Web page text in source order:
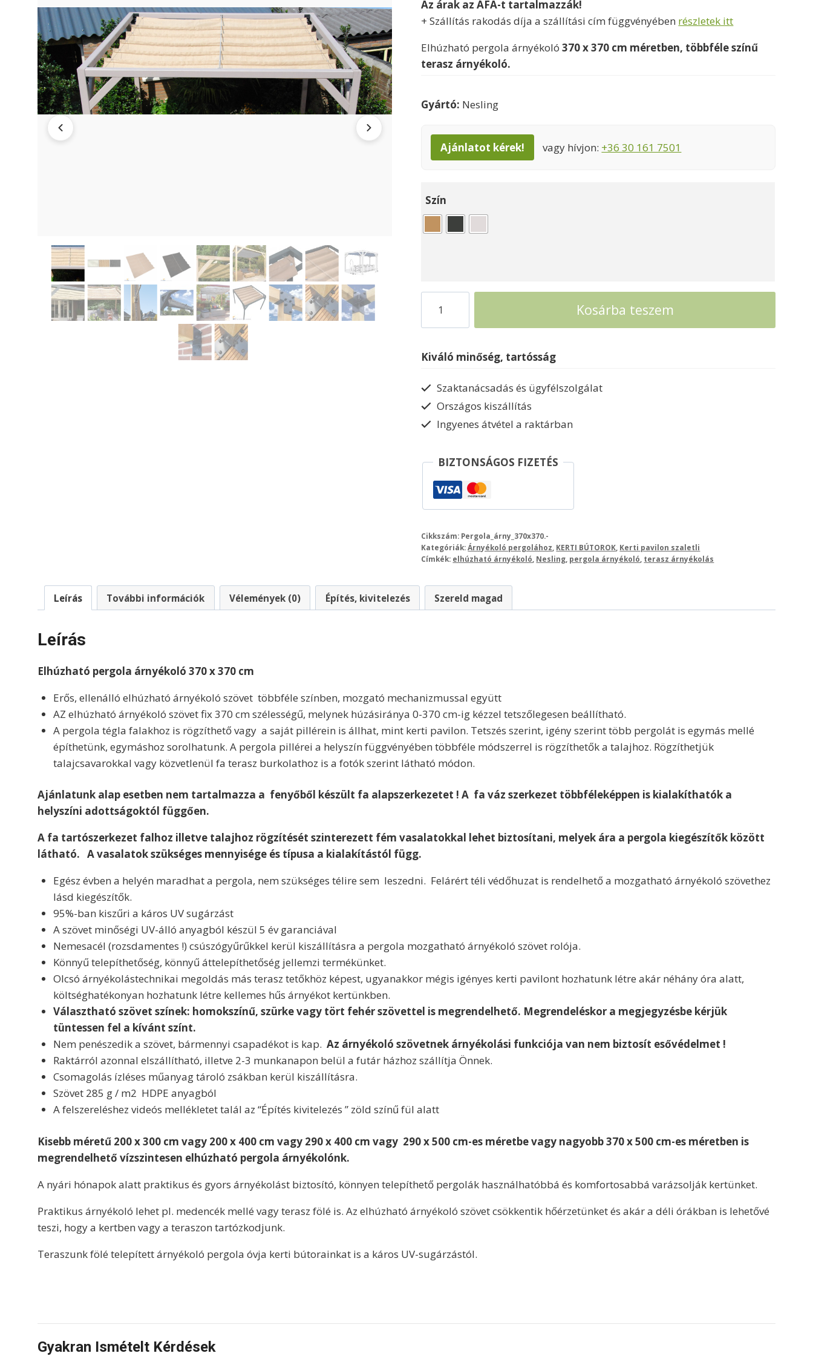
Az árak az ÁFA-t tartalmazzák!
+ Szállítás rakodás díja a szállítási cím függvényében részletek itt
Elhúzható pergola árnyékoló370 x 370 cm méretben, többféle színű
terasz árnyékoló.
Gyártó: Nesling
Ajánlatot kérek! vagy hívjon: +36 30 161 7501
Szín
pergola
árnyékoló
terasz
napvédelem
Kosárba teszem
Kiváló minőség, tartósság
Szaktanácsadás és ügyfélszolgálat
Országos kiszállítás
Ingyenes átvétel a raktárban
BIZTONSÁGOS FIZETÉS
Cikkszám: Pergola_árny_370x370.-
Kategóriák:Árnyékoló pergolához KERTI BÚTOROK Kerti pavilon szaletli
Címkék: elhúzható árnyékoló Nesling pergola árnyékoló terasz árnyékolás
Leírás További információk Vélemények (0) Építés, kivitelezés Szereld magad
Leírás
Elhúzható pergola árnyékoló 370 x 370 cm
Erős, ellenálló elhúzható árnyékoló szövet többféle színben, mozgató mechanizmussal együtt
AZ elhúzható árnyékoló szövet fix 370 cm szélességű, melynek húzásiránya 0-370 cm-ig kézzel tetszőlegesen beállítható.
A pergola tégla falakhoz is rögzíthető vagy a saját pillérein is állhat, mint kerti pavilon. Tetszés szerint, igény szerint több pergolát is egymás mellé
építhetünk, egymáshoz sorolhatunk. A pergola pillérei a helyszín függvényében többféle módszerrel is rögzíthetők a talajhoz. Rögzíthetjük
talajcsavarokkal vagy közvetlenül fa terasz burkolathoz is a fotók szerint látható módon.
Ajánlatunk alap esetben nem tartalmazza a fenyőből készült fa alapszerkezetet ! A fa váz szerkezet többféleképpen is kialakíthatók a
helyszíni adottságoktól függően.
A fa tartószerkezet falhoz illetve talajhoz rögzítését szinterezett fém vasalatokkal lehet biztosítani, melyek ára a pergola kiegészítők között
látható. A vasalatok szükséges mennyisége és típusa a kialakítástól függ.
Egész évben a helyén maradhat a pergola, nem szükséges télire sem leszedni. Felárért téli védőhuzat is rendelhető a mozgatható árnyékoló szövethez
lásd kiegészítők.
95%-ban kiszűri a káros UV sugárzást
A szövet minőségi UV-álló anyagból készül 5 év garanciával
Nemesacél (rozsdamentes !) csúszógyűrűkkel kerül kiszállításra a pergola mozgatható árnyékoló szövet rolója.
Könnyű telepíthetőség, könnyű áttelepíthetőség jellemzi termékünket.
Olcsó árnyékolástechnikai megoldás más terasz tetőkhöz képest, ugyanakkor mégis igényes kerti pavilont hozhatunk létre akár néhány óra alatt,
költséghatékonyan hozhatunk létre kellemes hűs árnyékot kertünkben.
Választható szövet színek: homokszínű, szürke vagy tört fehér szövettel is megrendelhető. Megrendeléskor a megjegyzésbe kérjük
tüntessen fel a kívánt színt.
Nem penészedik a szövet, bármennyi csapadékot is kap. Az árnyékoló szövetnek árnyékolási funkciója van nem biztosít esővédelmet !
Raktárról azonnal elszállítható, illetve 2-3 munkanapon belül a futár házhoz szállítja Önnek.
Csomagolás ízléses műanyag tároló zsákban kerül kiszállításra.
Szövet 285 g / m2 HDPE anyagból
A felszereléshez videós mellékletet talál az “Építés kivitelezés ” zöld színű fül alatt
Kisebb méretű 200 x 300 cm vagy 200 x 400 cm vagy 290 x 400 cm vagy 290 x 500 cm-es méretbe vagy nagyobb 370 x 500 cm-es méretben is
megrendelhető vízszintesen elhúzható pergola árnyékolónk.
A nyári hónapok alatt praktikus és gyors árnyékolást biztosító, könnyen telepíthető pergolák használhatóbbá és komfortosabbá varázsolják kertünket.
Praktikus árnyékoló lehet pl. medencék mellé vagy terasz fölé is. Az elhúzható árnyékoló szövet csökkentik hőérzetünket és akár a déli órákban is lehetővé
teszi, hogy a kertben vagy a teraszon tartózkodjunk.
Teraszunk fölé telepített árnyékoló pergola óvja kerti bútorainkat is a káros UV-sugárzástól.
Gyakran Ismételt Kérdések